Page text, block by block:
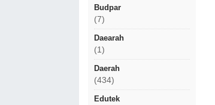
Budpar
(7)
Daearah
(1)
Daerah
(434)
Edutek